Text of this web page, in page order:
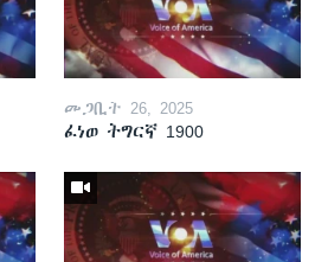
መጋቢት 26, 2025
ፈነወ ትግርኛ 1900